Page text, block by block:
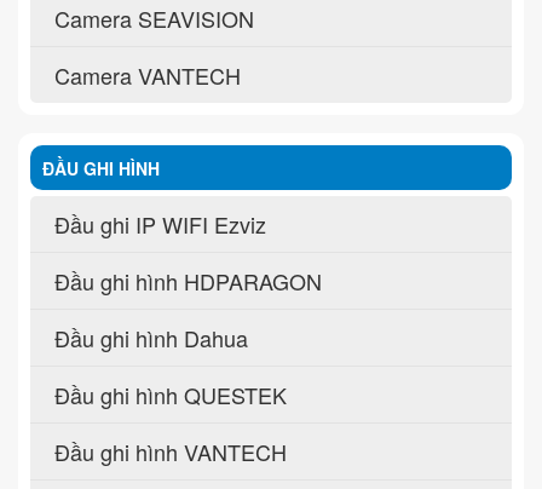
Camera SEAVISION
Camera VANTECH
ĐẦU GHI HÌNH
Đầu ghi IP WIFI Ezviz
Đầu ghi hình HDPARAGON
Đầu ghi hình Dahua
Đầu ghi hình QUESTEK
Đầu ghi hình VANTECH